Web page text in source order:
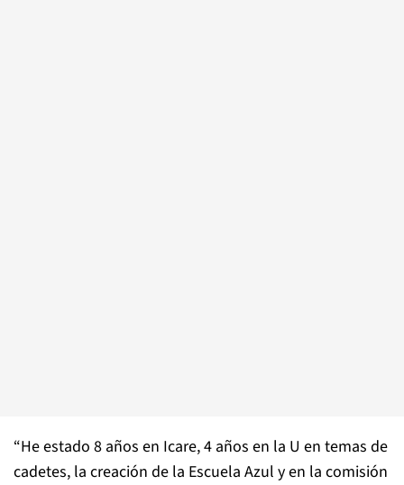
“He estado 8 años en Icare, 4 años en la U en temas de
cadetes, la creación de la Escuela Azul y en la comisión